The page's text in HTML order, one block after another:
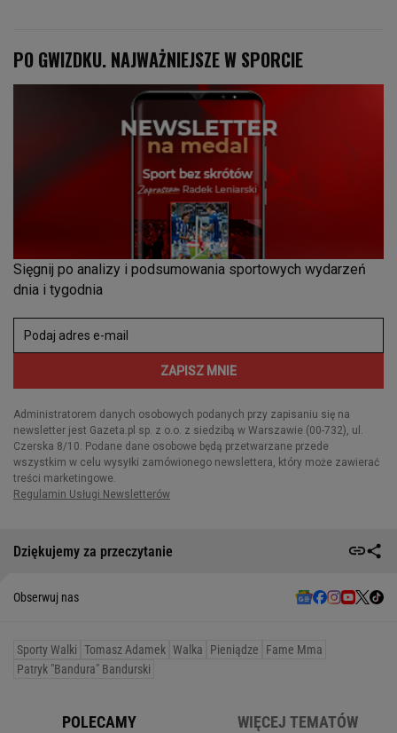
Dziękujemy za przeczytanie
Obserwuj nas
Sporty Walki Tomasz Adamek Walka Pieniądze
Fame Mma
Patryk "Bandura" Bandurski
POLECAMY WIĘCEJ TEMATÓW